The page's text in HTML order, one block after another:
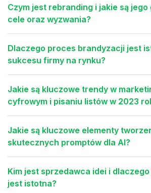
Czym jest rebranding i jakie są jego
cele oraz wyzwania?
Dlaczego proces brandyzacji jest
sukcesu firmy na rynku?
Jakie są kluczowe trendy w
cyfrowym i pisaniu listów w 2023
Jakie są kluczowe elementy
skutecznych promptów dla AI?
Kim jest sprzedawca idei i
jest istotna?